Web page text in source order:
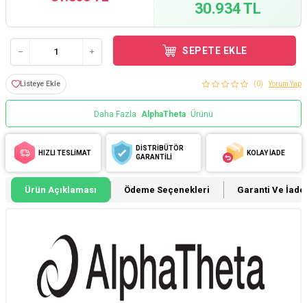
30.934 TL
SEPETE EKLE
Listeye Ekle (0) Yorum Yap
Daha Fazla AlphaTheta Ürünü
HIZLI TESLİMAT
DİSTRİBÜTÖR
GARANTİLİ
KOLAY İADE
Ürün Açıklaması Ödeme Seçenekleri Garanti Ve İade